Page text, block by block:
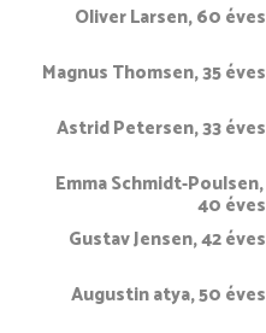
Oliver Larsen, 60 éves
Magnus Thomsen, 35 éves
Astrid Petersen, 33 éves
Emma Schmidt-Poulsen,
40 éves
Gustav Jensen, 42 éves
Augustin atya, 50 éves